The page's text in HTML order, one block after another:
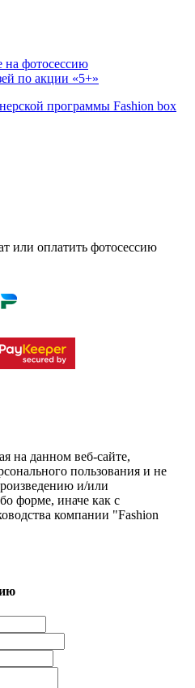
на фотосессию
по акции «5+»
программы Fashion box
или оплатить фотосессию
на данном веб-сайте,
пользования и не
и/или
форме, иначе как с
компании "Fashion